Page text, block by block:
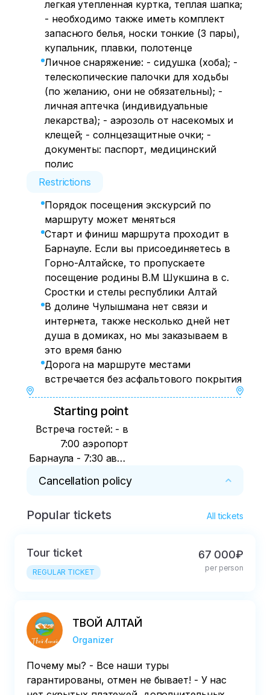
легкая утепленная куртка, теплая шапка;
- необходимо также иметь комплект
запасного белья, носки тонкие (3 пары),
купальник, плавки, полотенце
Личное снаряжение: - сидушка (хоба); -
телескопические палочки для ходьбы
(по желанию, они не обязательны); -
личная аптечка (индивидуальные
лекарства); - аэрозоль от насекомых и
клещей; - солнцезащитные очки; -
документы: паспорт, медицинский
полис
Restrictions
Порядок посещения экскурсий по
маршруту может меняться
Старт и финиш маршрута проходит в
Барнауле. Если вы присоединяетесь в
Горно-Алтайске, то пропускаете
посещение родины В.М Шукшина в с.
Сростки и стелы республики Алтай
В долине Чулышмана нет связи и
интернета, также несколько дней нет
душа в домиках, но мы заказываем в
это время баню
Дорога на маршруте местами
встречается без асфальтового покрытия
Starting point
Встреча гостей: - в
7:00 аэропорт
Барнаула - 7:30 авто
Барнаула - 8:00
(г. Барнаул пр.
аэропорт Горно-
Алтайска 12:30
(гости,
попадают на
экскурсии в с.
Сростки и на стелы
республики Алтай)
Cancellation policy
Вы можете вернуть оплату, если до
Popular tickets All tickets
Tour ticket
REGULAR TICKET
67 000₽
per person
ТВОЙ АЛТАЙ
Organizer
Почему мы? - Все наши туры
гарантированы, отмен не бывает! - У нас